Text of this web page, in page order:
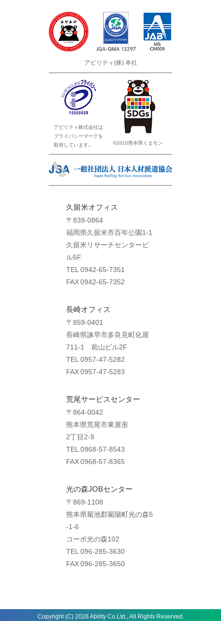
アビリティ(株) 本社
アビリティ株式会社は
プライバシーマークを
取得しています。
©2010熊本県くまモン
久留米オフィス
〒839-0864
福岡県久留米市百年公園1-1
久留米リサーチセンタービ
ル5F
TEL 0942-65-7351
FAX 0942-65-7352
長崎オフィス
〒859-0401
長崎県諫早市多良見町化屋
711-1 前山ビル2F
TEL 0957-47-5282
FAX 0957-47-5283
荒尾サービスセンター
〒864-0042
熊本県荒尾市東屋形
2丁目2-9
TEL 0968-57-8543
FAX 0968-57-8365
光の森JOBセンター
〒869-1108
熊本県菊池郡菊陽町光の森5
-1-6
コーポ光の森102
TEL 096-285-3630
FAX 096-285-3650
Copyright (C) 2026 Ability Co.Ltd., All Rights Reserved.